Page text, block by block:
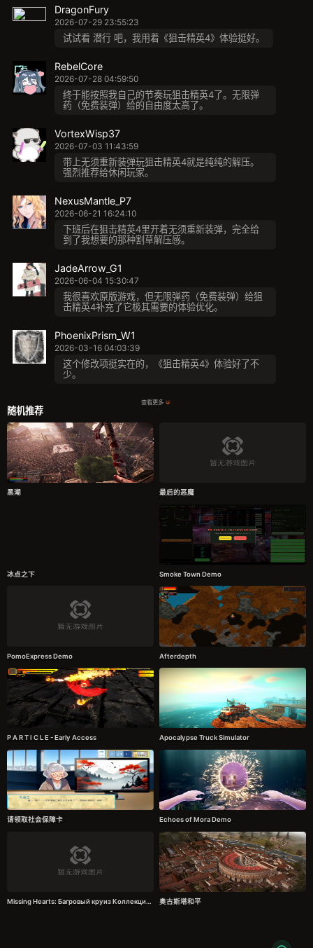
DragonFury
2026-07-29 23:55:23
试试看 潜行 吧，我用着《狙击精英4》体验挺好。
RebelCore
2026-07-28 04:59:50
终于能按照我自己的节奏玩狙击精英4了。无限弹
药（免费装弹）给的自由度太高了。
VortexWisp37
2026-07-03 11:43:59
带上无须重新装弹玩狙击精英4就是纯纯的解压。
强烈推荐给休闲玩家。
NexusMantle_P7
2026-06-21 16:24:10
下班后在狙击精英4里开着无须重新装弹，完全给
到了我想要的那种割草解压感。
JadeArrow_G1
2026-06-04 15:30:47
我很喜欢原版游戏，但无限弹药（免费装弹）给狙
击精英4补充了它极其需要的体验优化。
PhoenixPrism_W1
2026-03-16 04:03:39
这个修改项挺实在的，《狙击精英4》体验好了不
少。
查看更多
随机推荐
黑潮 最后的恶魔
冰点之下 Smoke Town Demo
PomoExpress Demo Afterdepth
P A R T I C L E - Early Access Apocalypse Truck Simulator
请领取社会保障卡 Echoes of Mora Demo
Missing Hearts: Багровый круиз Коллекционное издание Demo 奥古斯塔和平